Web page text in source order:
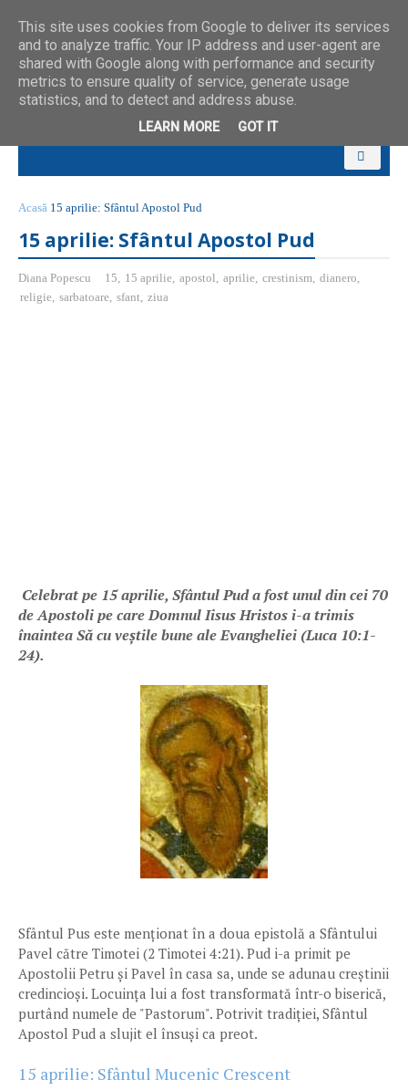
Acasă 15 aprilie: Sfântul Apostol Pud
15 aprilie: Sfântul Apostol Pud
Diana Popescu 15, 15 aprilie, apostol, aprilie, crestinism, dianero,
religie, sarbatoare, sfant, ziua
Celebrat pe 15 aprilie, Sfântul Pud a fost unul din cei 70
de Apostoli pe care Domnul Iisus Hristos i-a trimis
înaintea Să cu veștile bune ale Evangheliei (Luca 10:1-
24).
Sfântul Pus este menționat în a doua epistolă a Sfântului
Pavel către Timotei (2 Timotei 4:21). Pud i-a primit pe
Apostolii Petru și Pavel în casa sa, unde se adunau creștinii
credincioși. Locuința lui a fost transformată într-o biserică,
purtând numele de "Pastorum". Potrivit tradiției, Sfântul
Apostol Pud a slujit el însuși ca preot.
15 aprilie: Sfântul Mucenic Crescent
This site uses cookies from Google to deliver its services
and to analyze traffic. Your IP address and user-agent are
shared with Google along with performance and security
metrics to ensure quality of service, generate usage
statistics, and to detect and address abuse.
LEARN MORE GOT IT